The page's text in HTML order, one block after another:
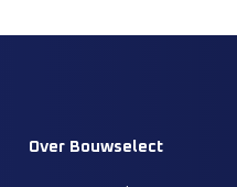
Over Bouwselect